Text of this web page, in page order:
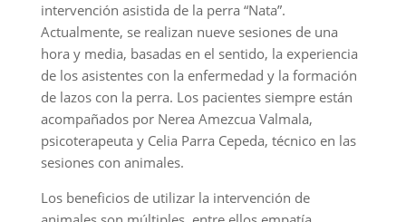
intervención asistida de la perra “Nata”.
Actualmente, se realizan nueve sesiones de una
hora y media, basadas en el sentido, la experiencia
de los asistentes con la enfermedad y la formación
de lazos con la perra. Los pacientes siempre están
acompañados por Nerea Amezcua Valmala,
psicoterapeuta y Celia Parra Cepeda, técnico en las
sesiones con animales.
Los beneficios de utilizar la intervención de